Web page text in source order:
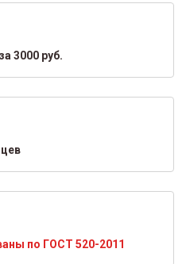
3000 руб.
по ГОСТ 520-2011